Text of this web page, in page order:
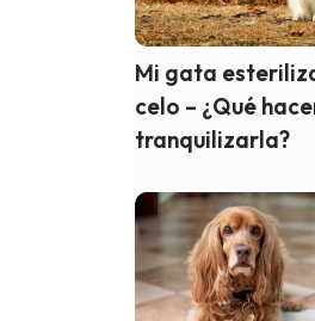
Mi gata
celo – ¿Qué
tranquilizarla?